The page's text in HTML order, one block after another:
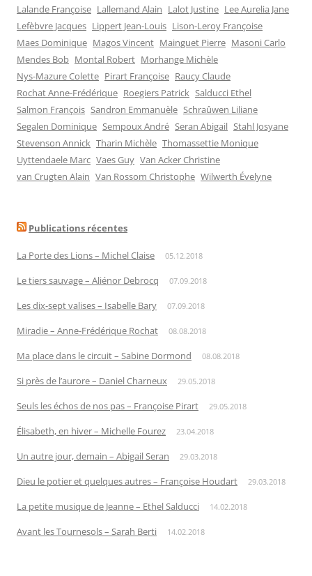
Lalande Françoise Lallemand Alain Lalot Justine Lee Aurelia Jane
Lefèbvre Jacques Lippert Jean-Louis Lison-Leroy Françoise
Maes Dominique Magos Vincent Mainguet Pierre Masoni Carlo
Mendes Bob Montal Robert Morhange Michèle
Nys-Mazure Colette Pirart Françoise Raucy Claude
Rochat Anne-Frédérique Roegiers Patrick Salducci Ethel
Salmon François Sandron Emmanuèle Schraûwen Liliane
Segalen Dominique Sempoux André Seran Abigail Stahl Josyane
Stevenson Annick Tharin Michèle Thomassettie Monique
Uyttendaele Marc Vaes Guy Van Acker Christine
van Crugten Alain Van Rossom Christophe Wilwerth Évelyne
Publications récentes
La Porte des Lions – Michel Claise 05.12.2018
Le tiers sauvage – Aliénor Debrocq 07.09.2018
Les dix-sept valises – Isabelle Bary 07.09.2018
Miradie – Anne-Frédérique Rochat 08.08.2018
Ma place dans le circuit – Sabine Dormond 08.08.2018
Si près de l’aurore – Daniel Charneux 29.05.2018
Seuls les échos de nos pas – Françoise Pirart 29.05.2018
Élisabeth, en hiver – Michelle Fourez 23.04.2018
Un autre jour, demain – Abigail Seran 29.03.2018
Dieu le potier et quelques autres – Françoise Houdart 29.03.2018
La petite musique de Jeanne – Ethel Salducci 14.02.2018
Avant les Tournesols – Sarah Berti 14.02.2018